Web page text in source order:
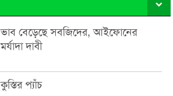
ভাব বেড়েছে সবজিদের, আইফোনের
মর্যাদা দাবী
কুস্তির প্যাঁচ